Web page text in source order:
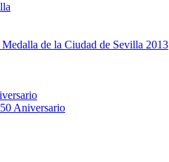
de la Ciudad de Sevilla 2013
Aniversario